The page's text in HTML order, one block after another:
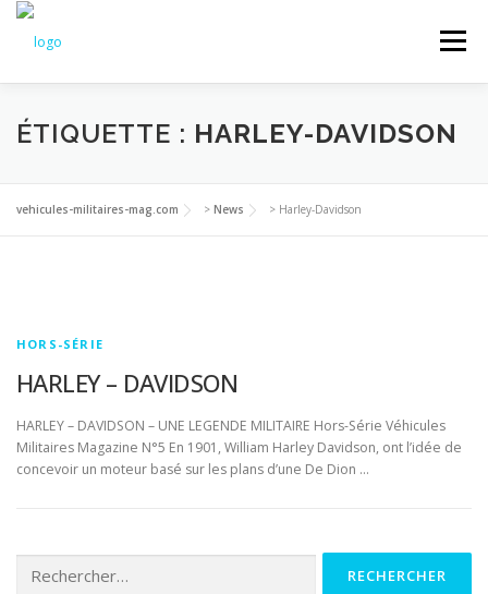
Aller
contenu
Menu
NEWS ANCIENS NUMÉROS
LES HORS-SÉRIES VÉHICULES MILITAIRES
ÉTIQUETTE : HARLEY-DAVIDSON
vehicules-militaires-mag.com > News > Harley-Davidson
HORS-SÉRIE
HARLEY – DAVIDSON
HARLEY – DAVIDSON – UNE LEGENDE MILITAIRE Hors-Série Véhicules
Militaires Magazine N°5 En 1901, William Harley Davidson, ont l’idée de
concevoir un moteur basé sur les plans d’une De Dion …